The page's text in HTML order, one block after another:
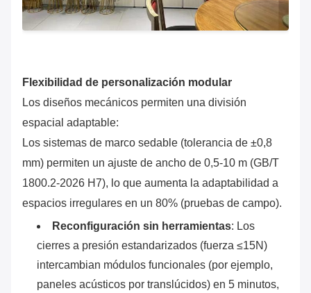
Flexibilidad de personalización modular
Los diseños mecánicos permiten una división
espacial adaptable:
Los sistemas de marco sedable (tolerancia de ±0,8
mm) permiten un ajuste de ancho de 0,5-10 m (GB/T
1800.2-2026 H7), lo que aumenta la adaptabilidad a
espacios irregulares en un 80% (pruebas de campo).
Reconfiguración sin herramientas‌: Los
cierres a presión estandarizados (fuerza ≤15N)
intercambian módulos funcionales (por ejemplo,
paneles acústicos por translúcidos) en 5 minutos,